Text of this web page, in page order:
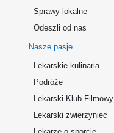
Sprawy lokalne
Odeszli od nas
Nasze pasje
Lekarskie kulinaria
Podróże
Lekarski Klub Filmowy
Lekarski zwierzyniec